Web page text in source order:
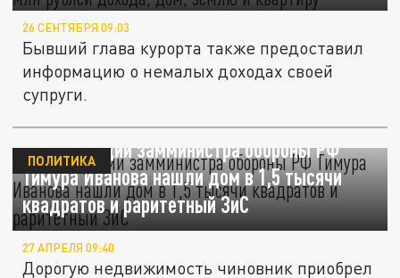
26 СЕНТЯБРЯ 09:03
Бывший глава курорта также предоставил
информацию о немалых доходах своей
супруги.
В декларации замминистра обороны РФ
Тимура Иванова нашли дом в 1,5 тысячи
квадратов и раритетный ЗиС
ПОЛИТИКА
27 АПРЕЛЯ 09:40
Дорогую недвижимость чиновник приобрел